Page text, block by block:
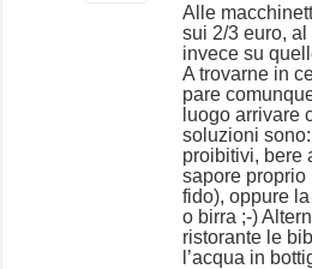
Alle
sui 2/3 euro,
invece su
A trovarne in
pare
luogo arrivare
soluzioni
proibitivi, bere
sapore proprio
fido), oppure
o birra ;-)
ristorante le
l’acqua in